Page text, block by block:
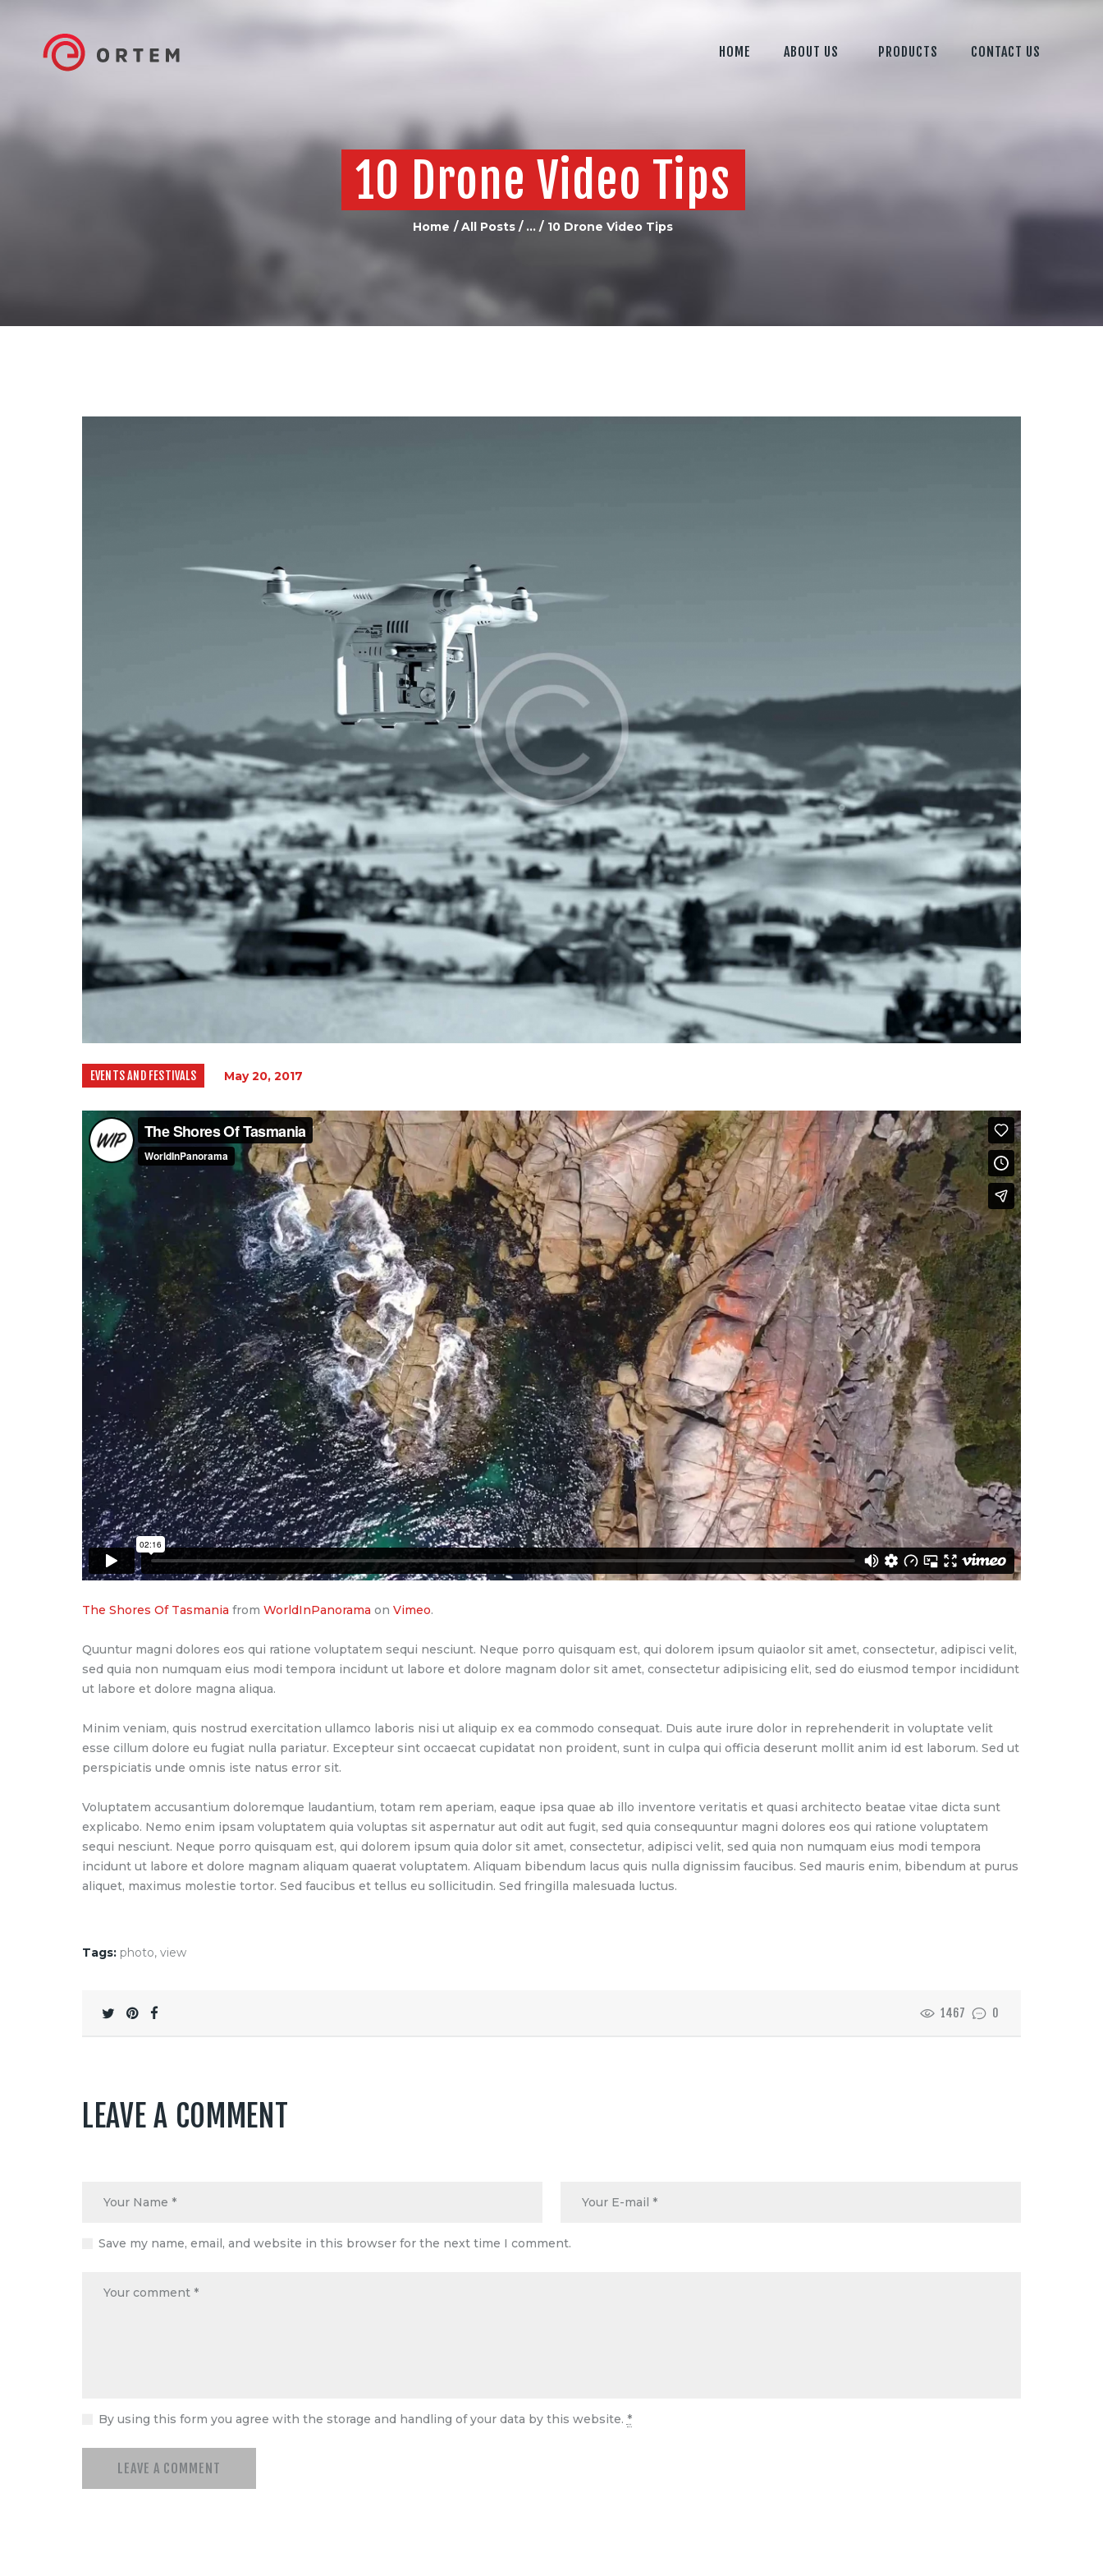
HOME ABOUT US PRODUCTS CONTACT US
10 Drone Video Tips
Home All Posts ... 10 Drone Video Tips
CONTACT US
EVENTS AND FESTIVALS May 20, 2017
The Shores Of Tasmania from WorldInPanorama on Vimeo.
Quuntur magni dolores eos qui ratione voluptatem sequi nesciunt. Neque porro quisquam est, qui dolorem ipsum quiaolor sit amet, consectetur, adipisci velit,
sed quia non numquam eius modi tempora incidunt ut labore et dolore magnam dolor sit amet, consectetur adipisicing elit, sed do eiusmod tempor incididunt
ut labore et dolore magna aliqua.
Minim veniam, quis nostrud exercitation ullamco laboris nisi ut aliquip ex ea commodo consequat. Duis aute irure dolor in reprehenderit in voluptate velit
esse cillum dolore eu fugiat nulla pariatur. Excepteur sint occaecat cupidatat non proident, sunt in culpa qui officia deserunt mollit anim id est laborum. Sed ut
perspiciatis unde omnis iste natus error sit.
Voluptatem accusantium doloremque laudantium, totam rem aperiam, eaque ipsa quae ab illo inventore veritatis et quasi architecto beatae vitae dicta sunt
explicabo. Nemo enim ipsam voluptatem quia voluptas sit aspernatur aut odit aut fugit, sed quia consequuntur magni dolores eos qui ratione voluptatem
sequi nesciunt. Neque porro quisquam est, qui dolorem ipsum quia dolor sit amet, consectetur, adipisci velit, sed quia non numquam eius modi tempora
incidunt ut labore et dolore magnam aliquam quaerat voluptatem. Aliquam bibendum lacus quis nulla dignissim faucibus. Sed mauris enim, bibendum at purus
aliquet, maximus molestie tortor. Sed faucibus et tellus eu sollicitudin. Sed fringilla malesuada luctus.
Tags: photo, view
1467 0
LEAVE A COMMENT
Save my name, email, and website in this browser for the next time I comment.
By using this form you agree with the storage and handling of your data by this website. *